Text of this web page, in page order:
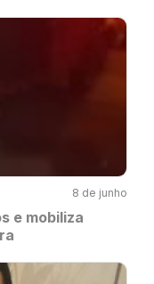
8 de junho
e mobiliza